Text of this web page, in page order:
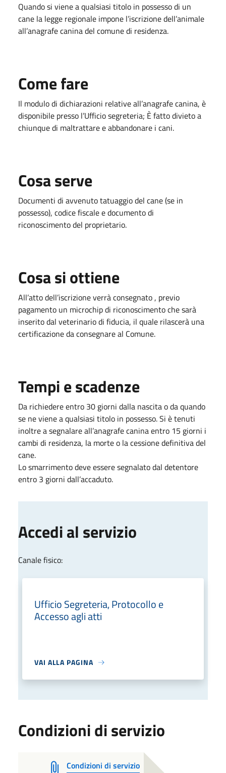
Quando si viene a qualsiasi titolo in possesso di un
cane la legge regionale impone l’iscrizione dell’animale
all’anagrafe canina del comune di residenza.
Come fare
Il modulo di dichiarazioni relative all’anagrafe canina, è
disponibile presso l’Ufficio segreteria; È fatto divieto a
chiunque di maltrattare e abbandonare i cani.
Cosa serve
Documenti di avvenuto tatuaggio del cane (se in
possesso), codice fiscale e documento di
riconoscimento del proprietario.
Cosa si ottiene
All’atto dell’iscrizione verrà consegnato , previo
pagamento un microchip di riconoscimento che sarà
inserito dal veterinario di fiducia, il quale rilascerà una
certificazione da consegnare al Comune.
Tempi e scadenze
Da richiedere entro 30 giorni dalla nascita o da quando
se ne viene a qualsiasi titolo in possesso. Si è tenuti
inoltre a segnalare all’anagrafe canina entro 15 giorni i
cambi di residenza, la morte o la cessione definitiva del
cane.
Lo smarrimento deve essere segnalato dal detentore
entro 3 giorni dall’accaduto.
Accedi al servizio
Canale fisico:
Ufficio Segreteria, Protocollo e
Accesso agli atti
VAI ALLA PAGINA
Condizioni di servizio
Condizioni di servizio